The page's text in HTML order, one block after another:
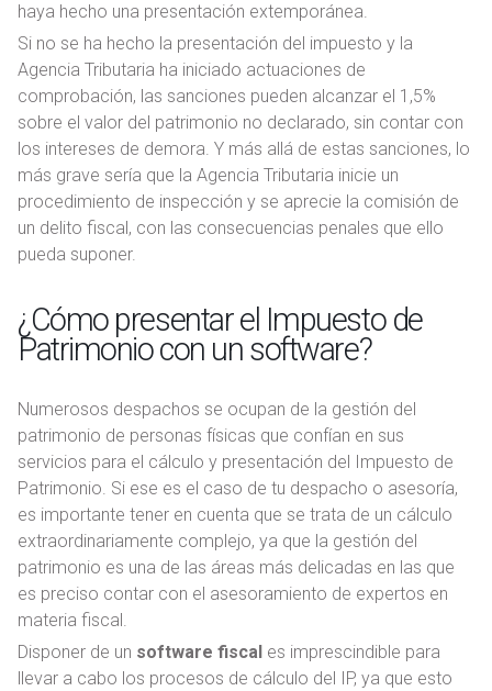
haya hecho una presentación extemporánea.
Si no se ha hecho la presentación del impuesto y la
Agencia Tributaria ha iniciado actuaciones de
comprobación, las sanciones pueden alcanzar el 1,5%
sobre el valor del patrimonio no declarado, sin contar con
los intereses de demora. Y más allá de estas sanciones, lo
más grave sería que la Agencia Tributaria inicie un
procedimiento de inspección y se aprecie la comisión de
un delito fiscal, con las consecuencias penales que ello
pueda suponer.
¿Cómo presentar el Impuesto de
Patrimonio con un software?
Numerosos despachos se ocupan de la gestión del
patrimonio de personas físicas que confían en sus
servicios para el cálculo y presentación del Impuesto de
Patrimonio. Si ese es el caso de tu despacho o asesoría,
es importante tener en cuenta que se trata de un cálculo
extraordinariamente complejo, ya que la gestión del
patrimonio es una de las áreas más delicadas en las que
es preciso contar con el asesoramiento de expertos en
materia fiscal.
Disponer de un software fiscal es imprescindible para
llevar a cabo los procesos de cálculo del IP, ya que esto